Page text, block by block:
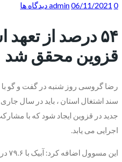
admin06/11/2021 0 دیدگاه ها
۵۴ درصد از
قزوین محقق شد
رضا گروسی روز شنبه در گفت و گو با
جدید در قزوین ایجاد شود که با
اجرایی می یابد.